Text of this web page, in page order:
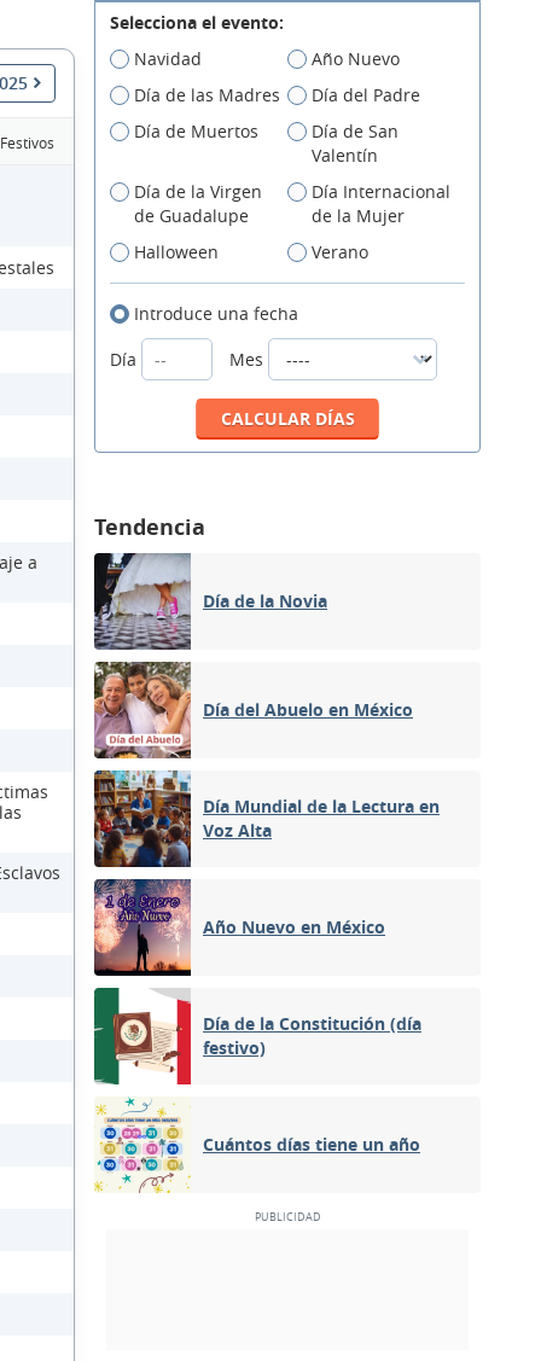
a
Selecciona el evento:
Navidad
Año Nuevo
Día de las Madres
Día del Padre
Día de Muertos
Día de San
Valentín
Día de la Virgen
de Guadalupe
Día Internacional
de la Mujer
Halloween
Verano
Introduce una fecha
Día
Mes
Tendencia
Día de la Novia
Día del Abuelo en México
Día Mundial de la Lectura en
Voz Alta
Año Nuevo en México
Día de la Constitución (día
festivo)
Cuántos días tiene un año